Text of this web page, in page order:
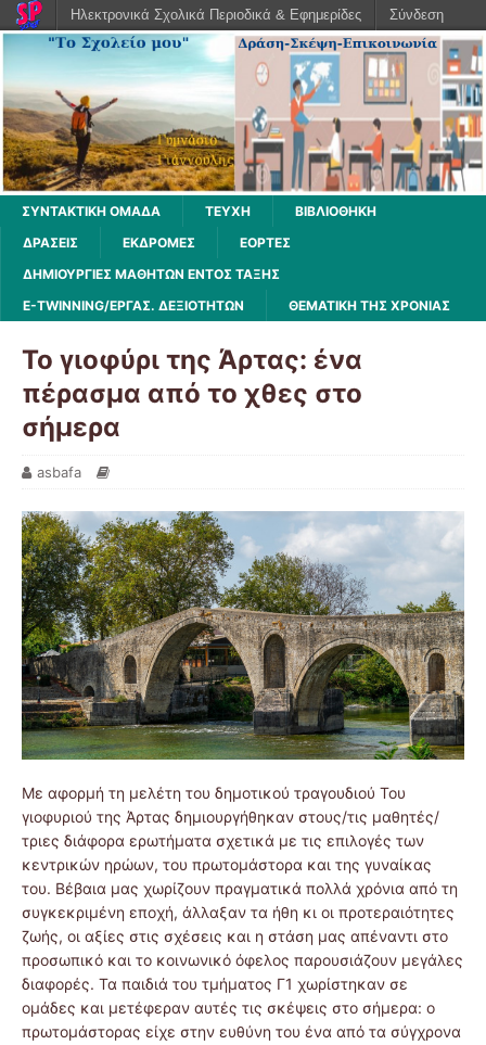
ΣΥΝΤΑΚΤΙΚΗ ΟΜΑΔΑ ΤΕΥΧΗ
ΒΙΒΛΙΟΘΉΚΗ
ΔΡΆΣΕΙΣ
ΕΚΔΡΟΜΈΣ
ΕΟΡΤΕΣ
ΔΗΜΙΟΥΡΓΙΕΣ ΜΑΘΗΤΩΝ ΕΝΤΟΣ ΤΑΞΗΣ
E-TWINNING/ΕΡΓΑΣ. ΔΕΞΙΟΤΉΤΩΝ
ΘΕΜΑΤΙΚΗ ΤΗΣ ΧΡΟΝΙΑΣ
Το γιοφύρι της Άρτας: ένα
πέρασμα από το χθες στο
σήμερα
asbafa
Με αφορμή τη μελέτη του δημοτικού τραγουδιού Του
γιοφυριού της Άρτας δημιουργήθηκαν στους/τις μαθητές/
τριες διάφορα ερωτήματα σχετικά με τις επιλογές των
κεντρικών ηρώων, του πρωτομάστορα και της γυναίκας
του. Βέβαια μας χωρίζουν πραγματικά πολλά χρόνια από τη
συγκεκριμένη εποχή, άλλαξαν τα ήθη κι οι προτεραιότητες
ζωής, οι αξίες στις σχέσεις και η στάση μας απέναντι στο
προσωπικό και το κοινωνικό όφελος παρουσιάζουν μεγάλες
διαφορές. Τα παιδιά του τμήματος Γ1 χωρίστηκαν σε
ομάδες και μετέφεραν αυτές τις σκέψεις στο σήμερα: ο
πρωτομάστορας είχε στην ευθύνη του ένα από τα σύγχρονα
Ηλεκτρονικά Σχολικά Περιοδικά & Εφημερίδες Σύνδεση